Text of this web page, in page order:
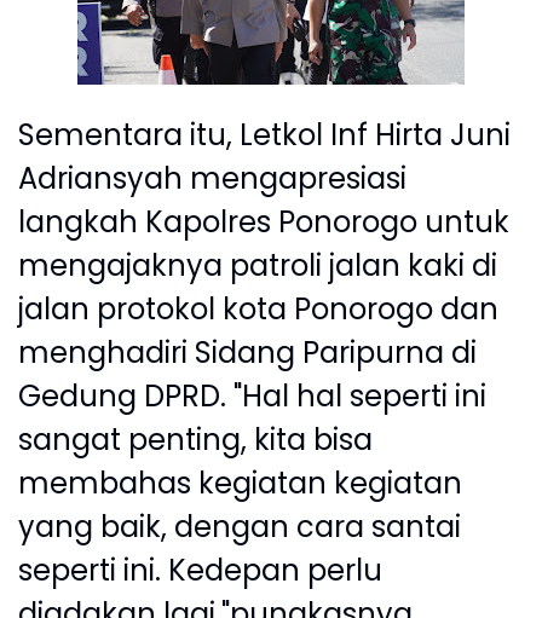
Sementara itu, Letkol Inf Hirta Juni
Adriansyah mengapresiasi
langkah Kapolres Ponorogo untuk
mengajaknya patroli jalan kaki di
jalan protokol kota Ponorogo dan
menghadiri Sidang Paripurna di
Gedung DPRD. "Hal hal seperti ini
sangat penting, kita bisa
membahas kegiatan kegiatan
yang baik, dengan cara santai
seperti ini. Kedepan perlu